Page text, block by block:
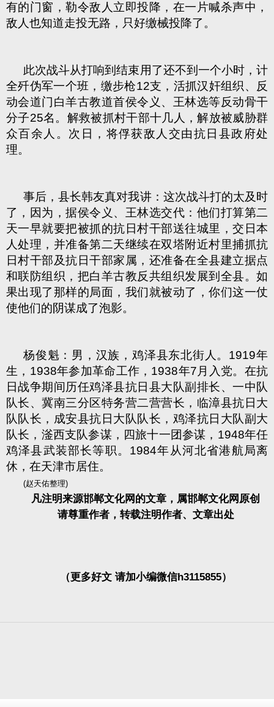
有的门窗，勒令敌人立即投降，在一片喊杀声中，
敌人也知道走投无路，只好缴械投降了。
此次战斗从打响到结束用了还不到一个小时，计
全歼伪军一个班，缴步枪12支，活抓汉奸组织、反
动会道门白羊古教道首侯令义、王林选等反动骨干
分子25名。解救被抓村干部十几人，解放被威胁群
众百余人。次日，将俘获敌人交由抗日县政府处
理。
事后，县长韩友真对我讲：这次战斗打的太及时
了，因为，据侯令义、王林选交代：他们打算第二
天一早就要把被抓的抗日村干部送往城里，交日本
人处理，并准备第二天继续在双塔附近村里捕抓抗
日村干部及抗日干部家属，还准备在全县建立据点
和联防组织，把白羊古教反共组织发展到全县。如
果出现了那样的局面，我们就被动了，你们这一仗
使他们的阴谋成了泡影。
杨俊魁：男，汉族，鸡泽县东北街人。1919年
生，1938年参加革命工作，1938年7月入党。在抗
日战争期间历任鸡泽县抗日县大队副排长、一中队
队长、冀南三分区特务营二营营长，临漳县抗日大
队队长，成安县抗日大队队长，鸡泽抗日大队副大
队长，滏西支队参谋，四旅十一团参谋，1948年任
鸡泽县武装部长等职。1984年从河北省港航局离
休，在天津市居住。
(赵天佑整理)
凡注明来源邯郸文化网的文章，属邯郸文化网原创
请尊重作者，转载注明作者、文章出处
（更多好文 请加小编微信h3115855）